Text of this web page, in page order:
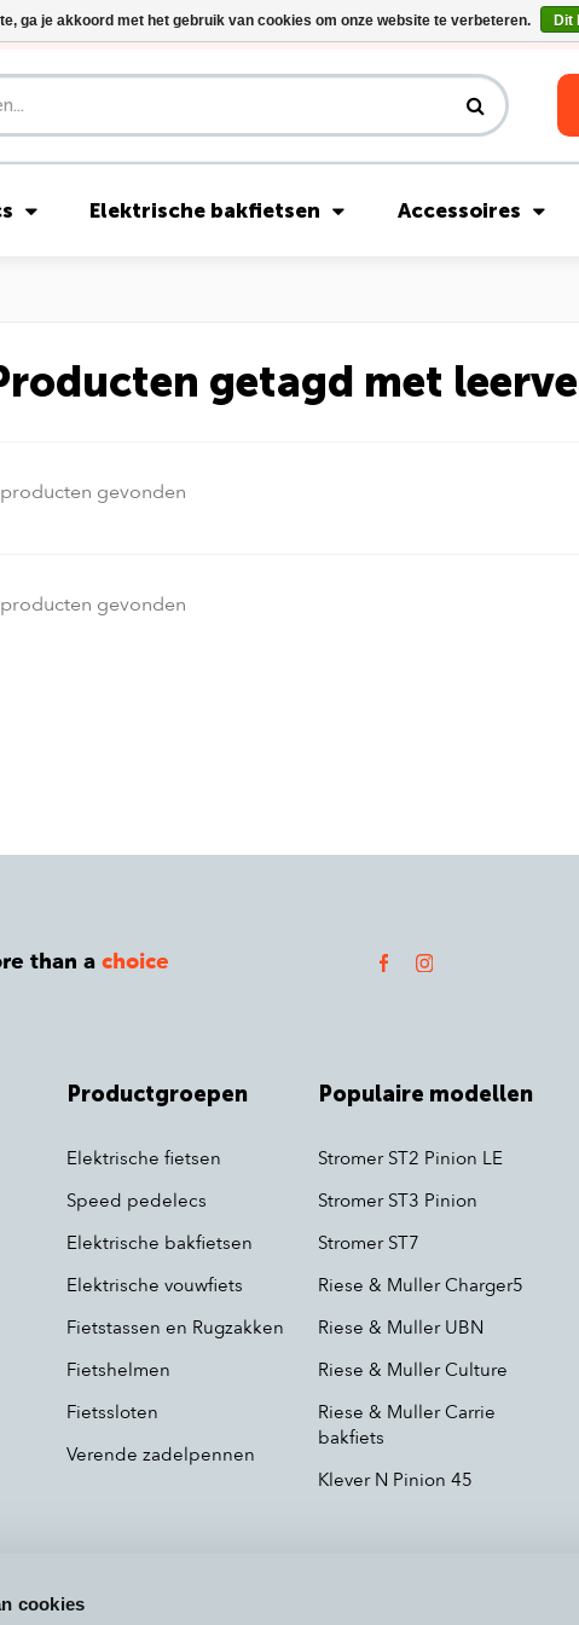
cookies
Riese & Müller Nevo5 Silent Core nu direct uit voorraad leverbaar!
Elektrische bakfietsen Accessoires
getagd met
gevonden
gevonden
than achoice
Productgroepen
Elektrische fietsen
Speed pedelecs
Elektrische bakfietsen
Elektrische vouwfiets
Fietstassen en Rugzakken
Fietshelmen
Fietssloten
Verende zadelpennen
Populaire modellen
Stromer ST2 Pinion LE
Stromer ST3 Pinion
Stromer ST7
Riese & Muller Charger5
Riese & Muller UBN
Riese & Muller Culture
Riese & Muller Carrie
bakfiets
Klever N Pinion 45
ga je akkoord met het gebruik van cookies om onze website te verbeteren. Dit